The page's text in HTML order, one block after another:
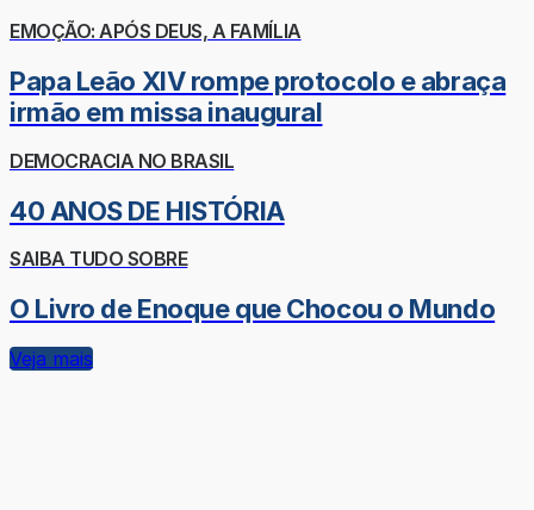
EMOÇÃO: APÓS DEUS, A FAMÍLIA
Papa Leão XIV rompe protocolo e abraça
irmão em missa inaugural
DEMOCRACIA NO BRASIL
40 ANOS DE HISTÓRIA
SAIBA TUDO SOBRE
O Livro de Enoque que Chocou o Mundo
Veja mais